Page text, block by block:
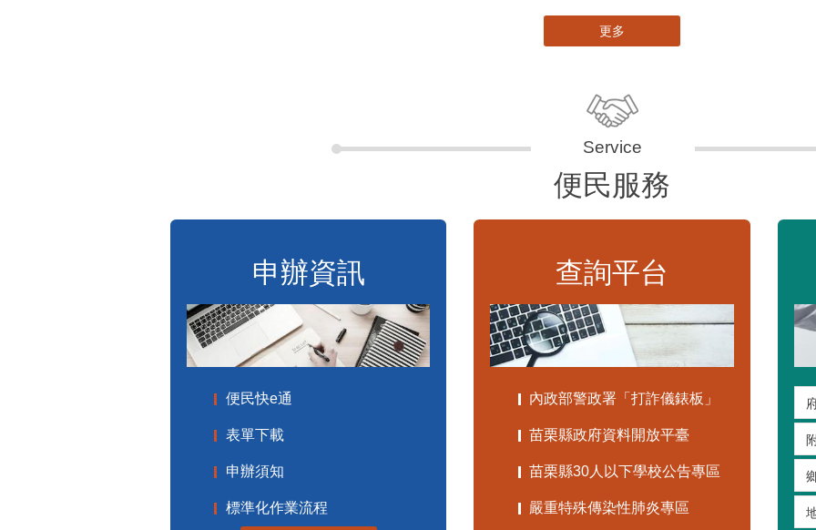
更多
便民服務
申辦資訊
便民快e通
表單下載
申辦須知
標準化作業流程
查詢平台
內政部警政署「打詐儀錶板」
苗栗縣政府資料開放平臺
苗栗縣30人以下學校公告專區
嚴重特殊傳染性肺炎專區